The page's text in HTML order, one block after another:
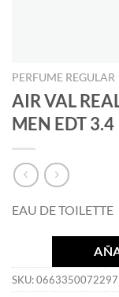
PERFUME REGULAR
AIR VAL
MEN EDT 3.4
EAU DE TOILETTE
SKU:0663350072297